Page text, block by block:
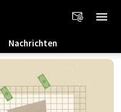
Nachrichten